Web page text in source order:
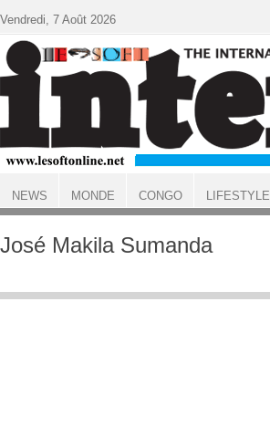
ACCUEIL
José Makila Sumanda
Vendredi, 7 Août 2026
NEWS MONDE CONGO LIFESTYLE